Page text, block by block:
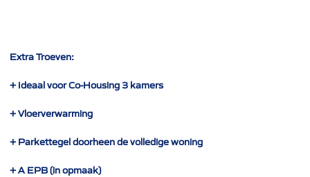
Extra Troeven:
+ Ideaal voor Co-Housing 3 kamers
+ Vloerverwarming
+ Parkettegel doorheen de volledige woning
+ A EPB (in opmaak)